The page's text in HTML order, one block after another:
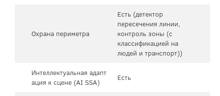
Охрана периметра
Есть (детектор
пересечения линии,
контроль зоны (с
классификацией на
людей и транспорт))
Интеллектуальная адапт
ация к сцене (AI SSA)
Есть